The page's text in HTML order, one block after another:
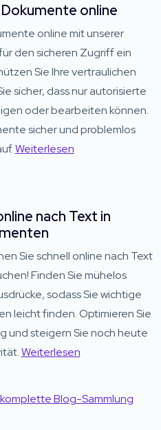
online
online mit unserer
den sicheren Zugriff ein
Sie Ihre vertraulichen
sicher, dass nur autorisierte
oder bearbeiten können.
sicher und problemlos
Weiterlesen
nach Text in
Sie schnell online nach Text
Finden Sie mühelos
sodass Sie wichtige
leicht finden. Optimieren Sie
und steigern Sie noch heute
Weiterlesen
Blog-Sammlung